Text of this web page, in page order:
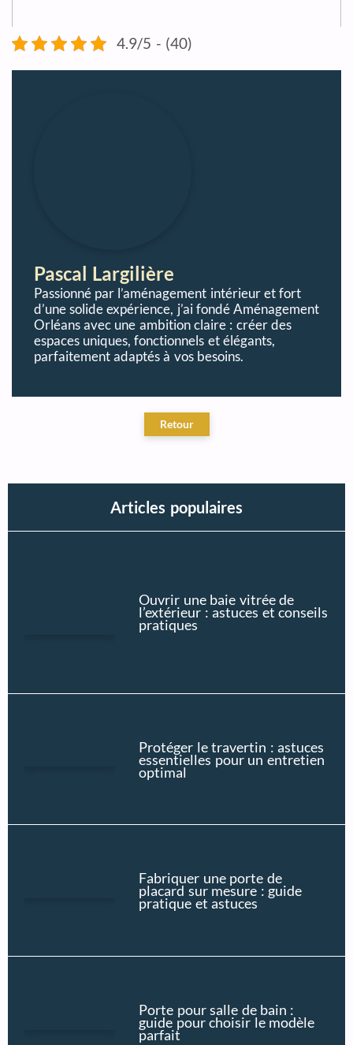
4.9/5 - (40)
Pascal Largilière
Passionné par l’aménagement intérieur et fort
d’une solide expérience, j’ai fondé Aménagement
Orléans avec une ambition claire : créer des
espaces uniques, fonctionnels et élégants,
parfaitement adaptés à vos besoins.
Articles populaires
Ouvrir une baie vitrée de
l’extérieur : astuces et conseils
pratiques
Protéger le travertin : astuces
essentielles pour un entretien
optimal
Fabriquer une porte de
placard sur mesure : guide
pratique et astuces
Porte pour salle de bain :
guide pour choisir le modèle
parfait